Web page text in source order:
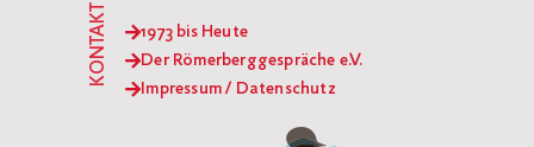
1973 bis Heute
Der Römerberggespräche e.V.
Impressum / Datenschutz
KONTAKT